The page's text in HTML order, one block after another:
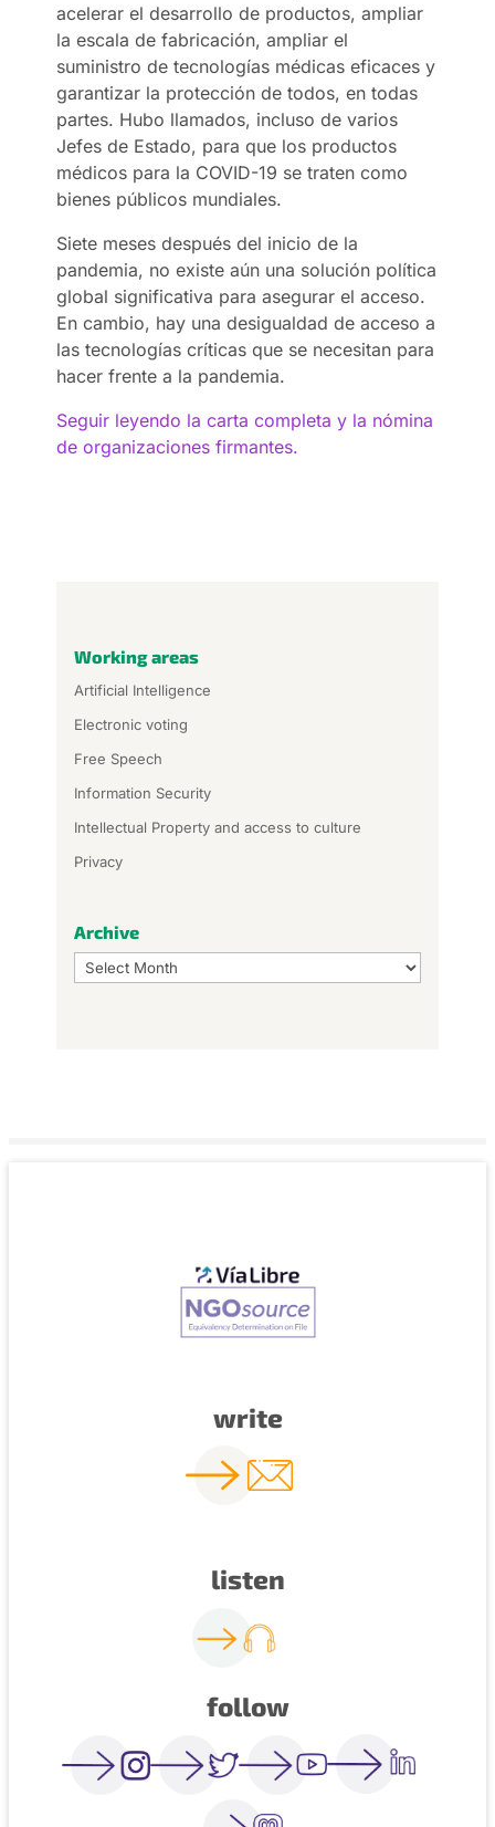
acelerar el desarrollo de productos, ampliar
la escala de fabricación, ampliar el
suministro de tecnologías médicas eficaces y
garantizar la protección de todos, en todas
partes. Hubo llamados, incluso de varios
Jefes de Estado, para que los productos
médicos para la COVID-19 se traten como
bienes públicos mundiales.
Siete meses después del inicio de la
pandemia, no existe aún una solución política
global significativa para asegurar el acceso.
En cambio, hay una desigualdad de acceso a
las tecnologías críticas que se necesitan para
hacer frente a la pandemia.
Seguir leyendo la carta completa y la nómina
de organizaciones firmantes.
Working areas
Artificial Intelligence
Electronic voting
Free Speech
Information Security
Intellectual Property and access to culture
Privacy
Archive
Archive
write
listen
follow